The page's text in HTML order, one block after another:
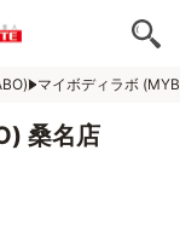
マイボディラボ
桑名店